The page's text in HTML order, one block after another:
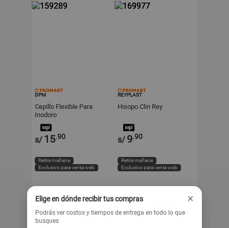
DPM
Cepillo Flexible Para
Inodoro
s/ 15.90
Retira mañana
Exclusivo para venta web
REYPLAST
Hisopo Clin Rey
s/ 9.90
Retira mañana
Exclusivo para venta web
Elige en dónde recibir tus compras ×
Podrás ver costos y tiempos de entrega en todo lo que
busques